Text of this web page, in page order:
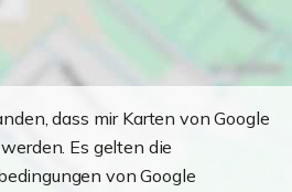
dass mir Karten von Google
Es gelten die
von Google